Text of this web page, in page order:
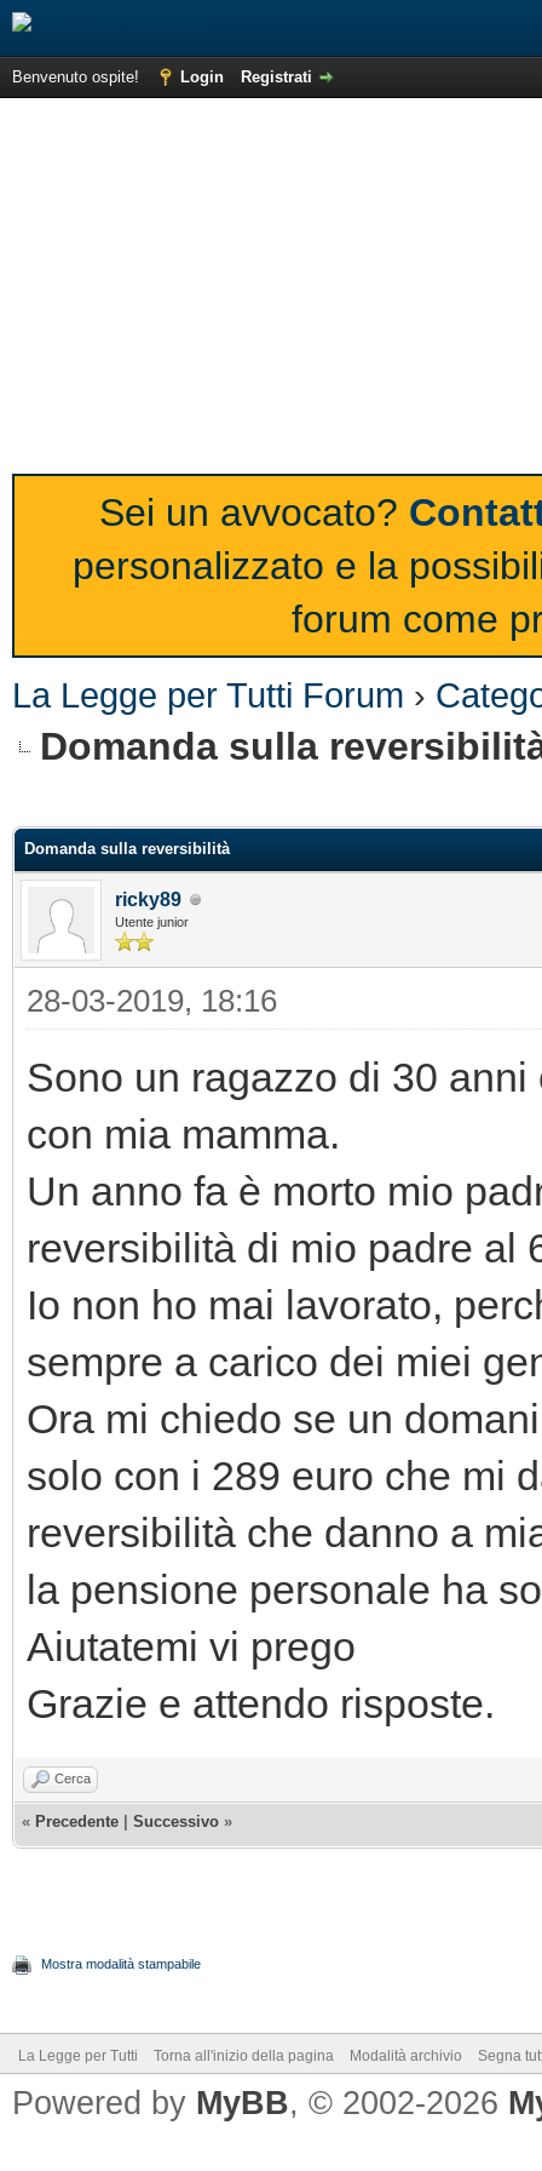
Benvenuto ospite! Login Registrati
Sei un avvocato?
personalizzato e la
forum come
La Legge per Tutti Forum ›
Domanda sulla
Domanda sulla reversibilità
ricky89
Utente junior
28-03-2019, 18:16
Sono un ragazzo di 30
con mia mamma.
Un anno fa è morto mio
reversibilità di mio padre al
Io non ho mai lavorato,
sempre a carico dei miei
Ora mi chiedo se un
solo con i 289 euro che mi
reversibilità che danno a
la pensione personale ha
Aiutatemi vi prego
Grazie e attendo risposte.
Cerca
« Precedente Successivo »
Mostra modalità stampabile
La Legge per Tutti Torna all'inizio della pagina Modalità archivio Segna
Powered by MyBB, © 2002-2026